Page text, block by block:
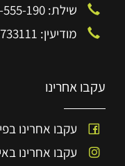
שילת: 1-700-555-190
מודיעין: 08-9733111
עקבו אחרינו
עקבו אחרינו
עקבו אחרינו